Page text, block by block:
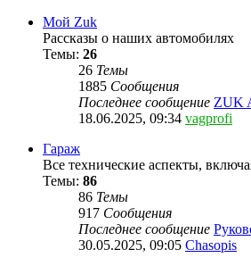
Мой Zuk
Рассказы о наших автомобилях
Темы: 26
26 Темы
1885 Сообщения
Последнее сообщение ZUK
18.06.2025, 09:34 vagprofi
Гараж
Все технические аспекты,
Темы: 86
86 Темы
917 Сообщения
Последнее сообщение
30.05.2025, 09:05 Chasopis